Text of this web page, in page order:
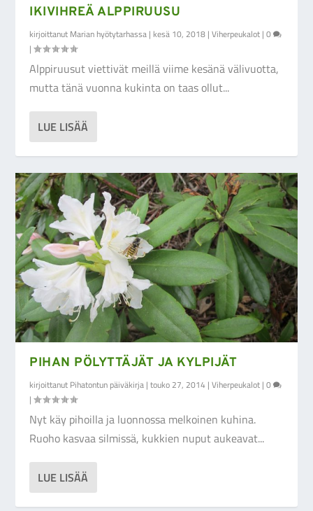
IKIVIHREÄ ALPPIRUUSU
kirjoittanut Marian hyötytarhassa | kesä 10, 2018 |Viherpeukalot |0
|
Alppiruusut viettivät meillä viime kesänä välivuotta,
mutta tänä vuonna kukinta on taas ollut...
LUE LISÄÄ
PIHAN PÖLYTTÄJÄT JA KYLPIJÄT
kirjoittanut Pihatontun päiväkirja |touko 27, 2014 |Viherpeukalot |0
|
Nyt käy pihoilla ja luonnossa melkoinen kuhina.
Ruoho kasvaa silmissä, kukkien nuput aukeavat...
LUE LISÄÄ